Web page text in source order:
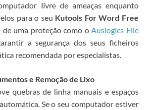
livre de ameaças enquanto
para o seu Kutools For Word Free
de uma proteção como oAuslogics File
a segurança dos seus ficheiros
recomendada por especialistas.
e Remoção de Lixo
quebras de linha manuais e espaços
Se o seu computador estiver